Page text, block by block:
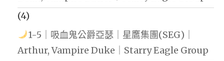
(4)
1-5｜吸血鬼公爵亞瑟｜星鷹集團(SEG)｜
Arthur, Vampire Duke｜Starry Eagle Group